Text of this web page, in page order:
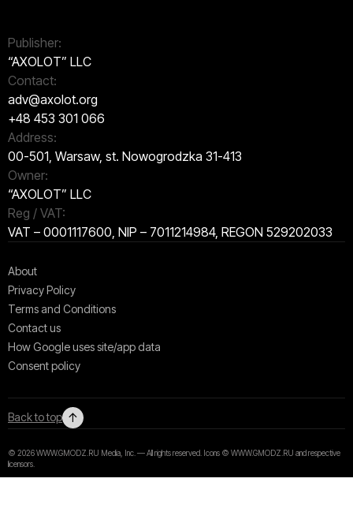
Publisher:
“AXOLOT” LLC
Contact:
adv@axolot.org
+48 453 301 066
Address:
00-501, Warsaw, st. Nowogrodzka 31-413
Owner:
“AXOLOT” LLC
Reg / VAT:
VAT – 0001117600, NIP – 7011214984, REGON 529202033
About
Privacy Policy
Terms and Conditions
Contact us
How Google uses site/app data
Сonsent policy
Back to top ↑
© 2026 WWW.GMODZ.RU Media, Inc. — All rights reserved. Icons © WWW.GMODZ.RU and respective
licensors.